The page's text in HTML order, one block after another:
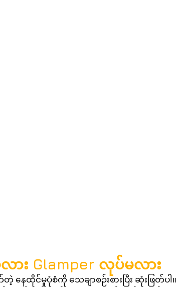
ား Glamper လုပ်မလား
ေထိုင်မှုပုံစံကို သေချာစဉ်းစားပြီး ဆုံးဖြတ်ပါ။